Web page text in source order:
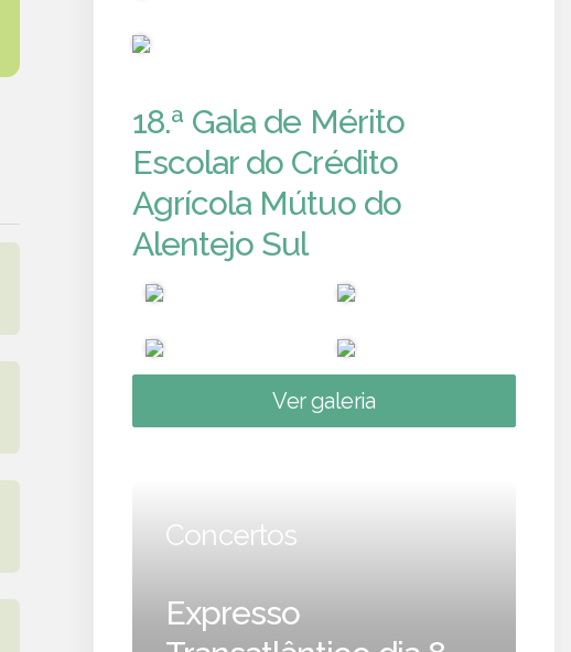
18.ª Gala de Mérito
Escolar do Crédito
Agrícola Mútuo do
Alentejo Sul
Ver galeria
Concertos
Expresso